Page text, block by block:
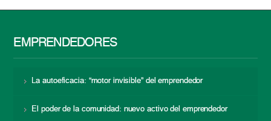
EMPRENDEDORES
La autoeficacia: “motor invisible” del emprendedor
El poder de la comunidad: nuevo activo del emprendedor